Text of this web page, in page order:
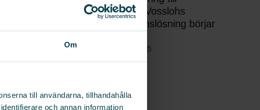
Om
till användarna, tillhandahålla
och annan information
montage: Vosslohs
automationslösning börjar
27 mars 2025